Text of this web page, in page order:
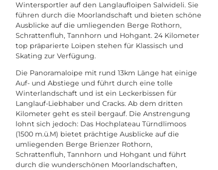
Wintersportler auf den Langlaufloipen Salwideli. Sie
führen durch die Moorlandschaft und bieten schöne
Ausblicke auf die umliegenden Berge Rothorn,
Schrattenfluh, Tannhorn und Hohgant. 24 Kilometer
top präparierte Loipen stehen für Klassisch und
Skating zur Verfügung.
Die Panoramaloipe mit rund 13km Länge hat einige
Auf- und Abstiege und führt durch eine tolle
Winterlandschaft und ist ein Leckerbissen für
Langlauf-Liebhaber und Cracks. Ab dem dritten
Kilometer geht es steil bergauf. Die Anstrengung
lohnt sich jedoch: Das Hochplateau Türndlimoos
(1500 m.ü.M) bietet prächtige Ausblicke auf die
umliegenden Berge Brienzer Rothorn,
Schrattenfluh, Tannhorn und Hohgant und führt
durch die wunderschönen Moorlandschaften,